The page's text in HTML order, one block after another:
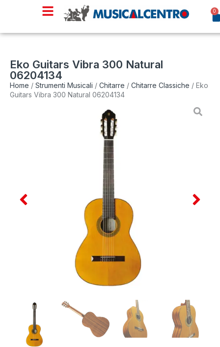
0
Eko Guitars Vibra 300 Natural
06204134
Home / Strumenti Musicali / Chitarre / Chitarre Classiche / Eko
Guitars Vibra 300 Natural 06204134